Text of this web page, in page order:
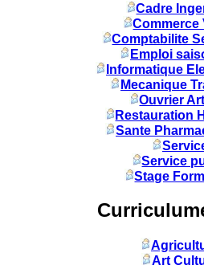
Cadre
Commerce
Comptabilite
Emploi
Informatique
Mecanique
Ouvrier
Restauration
Sante
Service
Stage
Art